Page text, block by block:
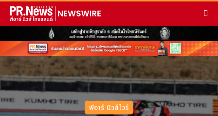
พีอาร์ นิวส์ไวร์